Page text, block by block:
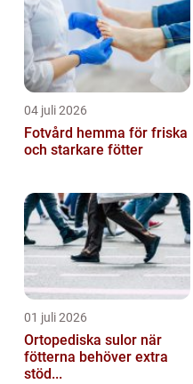
04 juli 2026
Fotvård hemma för friska
och starkare fötter
01 juli 2026
Ortopediska sulor när
fötterna behöver extra
stöd...